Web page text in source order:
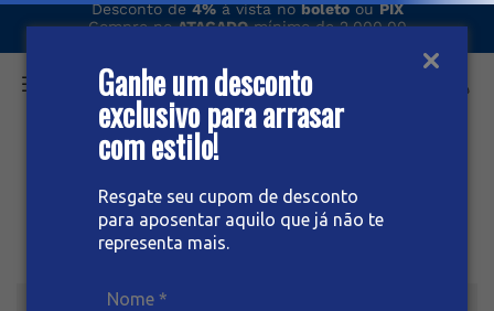
Ganhe um desconto
exclusivo para arrasar
com estilo!
Resgate seu cupom de desconto
para aposentar aquilo que já não te
representa mais.
Desconto de4%à vista noboletoouPIX
Compre noATACADOmínimo de 2.000,00
O que você procura hoje?